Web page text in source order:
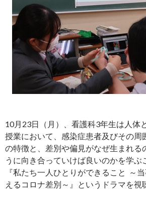
10月23日（月）、看護科3年生は人体
授業において、感染症患者及びその周
の特徴と、差別や偏見がなぜ生まれる
うに向き合っていけば良いのかを学ぶ
『私たち一人ひとりができること ～
えるコロナ差別～』というドラマを視